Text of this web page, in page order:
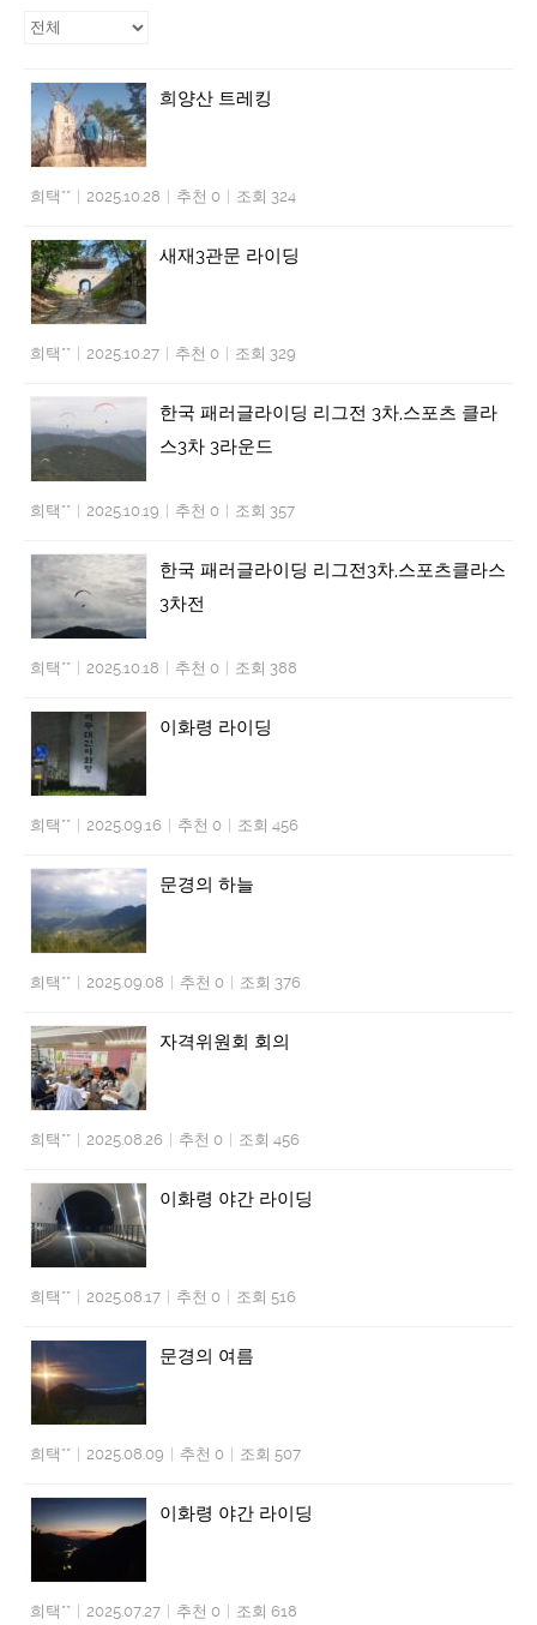
희양산 트레킹
희택** 2025.10.28 추천 0 조회 324
새재3관문 라이딩
희택** 2025.10.27 추천 0 조회 329
한국 패러글라이딩 리그전 3차,스포츠 클라
스3차 3라운드
희택** 2025.10.19 추천 0 조회 357
한국 패러글라이딩 리그전3차,스포츠클라스
3차전
희택** 2025.10.18 추천 0 조회 388
이화령 라이딩
희택** 2025.09.16 추천 0 조회 456
문경의 하늘
희택** 2025.09.08 추천 0 조회 376
자격위원회 회의
희택** 2025.08.26 추천 0 조회 456
이화령 야간 라이딩
희택** 2025.08.17 추천 0 조회 516
문경의 여름
희택** 2025.08.09 추천 0 조회 507
이화령 야간 라이딩
희택** 2025.07.27 추천 0 조회 618